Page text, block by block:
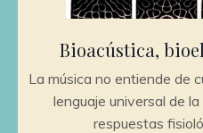
Bioacústica,
La música no entiende de
lenguaje universal de
respuestas